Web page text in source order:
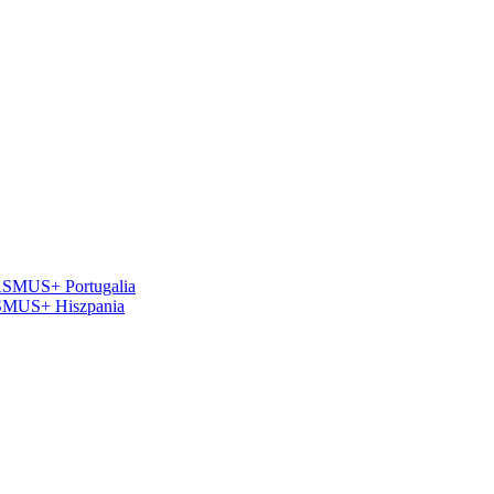
Portugalia
Hiszpania